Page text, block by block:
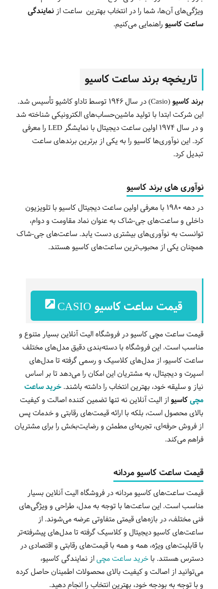
ویژگی‌های آن‌ها، شما را در انتخاب بهترین ساعت ازنمایندگی
ساعت کاسیو راهنمایی می‌کنیم.
تاریخچه برند ساعت کاسیو
برند کاسیو (Casio)
در سال 1946 توسط تاداو کاشیو تأسیس شد.
این شرکت ابتدا با تولید ماشین‌حساب‌های الکترونیکی شناخته شد
و در سال 1974 اولین ساعت دیجیتال با نمایشگر
را معرفی
کرد. این نوآوری‌ها کاسیو را به یکی از برترین برندهای ساعت
تبدیل کرد.
نوآوری های برند کاسیو
در دهه 1980 با معرفی اولین ساعت دیجیتال کاسیو با تلویزیون
داخلی و ساعت‌های جی-شاک به عنوان نماد مقاومت و دوام،
توانست به نوآوری‌های بیشتری دست یابد. ساعت‌های جی-شاک
همچنان یکی از محبوب‌ترین ساعت‌های کاسیو هستند.
قیمت ساعت کاسیو CASIO
قیمت ساعت مچی کاسیو در فروشگاه الیت آنلاین بسیار متنوع و
مناسب است. این فروشگاه با دسته‌بندی دقیق مدل‌های مختلف
ساعت کاسیو، از مدل‌های کلاسیک و رسمی گرفته تا مدل‌های
اسپرت و دیجیتال، به مشتریان این امکان را می‌دهد تا بر اساس
نیاز و سلیقه خود، بهترین انتخاب را داشته باشند. خرید ساعت
مچیکاسیواز الیت آنلاین نه تنها تضمین کننده اصالت و کیفیت
بالای محصول است، بلکه با ارائه قیمت‌های رقابتی و خدمات پس
از فروش حرفه‌ای، تجربه‌ای مطمئن و رضایت‌بخش را برای مشتریان
فراهم می‌کند.
قیمت ساعت کاسیو مردانه
قیمت ساعت‌های کاسیو مردانه در فروشگاه الیت آنلاین بسیار
مناسب است. این ساعت‌ها با توجه به مدل، طراحی و ویژگی‌های
فنی مختلف، در بازه‌های قیمتی متفاوتی عرضه می‌شوند. از
ساعت‌های کاسیو دیجیتال و کلاسیک گرفته تا مدل‌های پیشرفته‌تر
با قابلیت‌های ویژه، همه و همه با قیمت‌های رقابتی و اقتصادی در
دسترس هستند. با خرید ساعت مچیاز نمایندگی کاسیو،
می‌توانید از اصالت و کیفیت بالای محصولات اطمینان حاصل کرده
و با توجه به بودجه خود، بهترین انتخاب را انجام دهید.